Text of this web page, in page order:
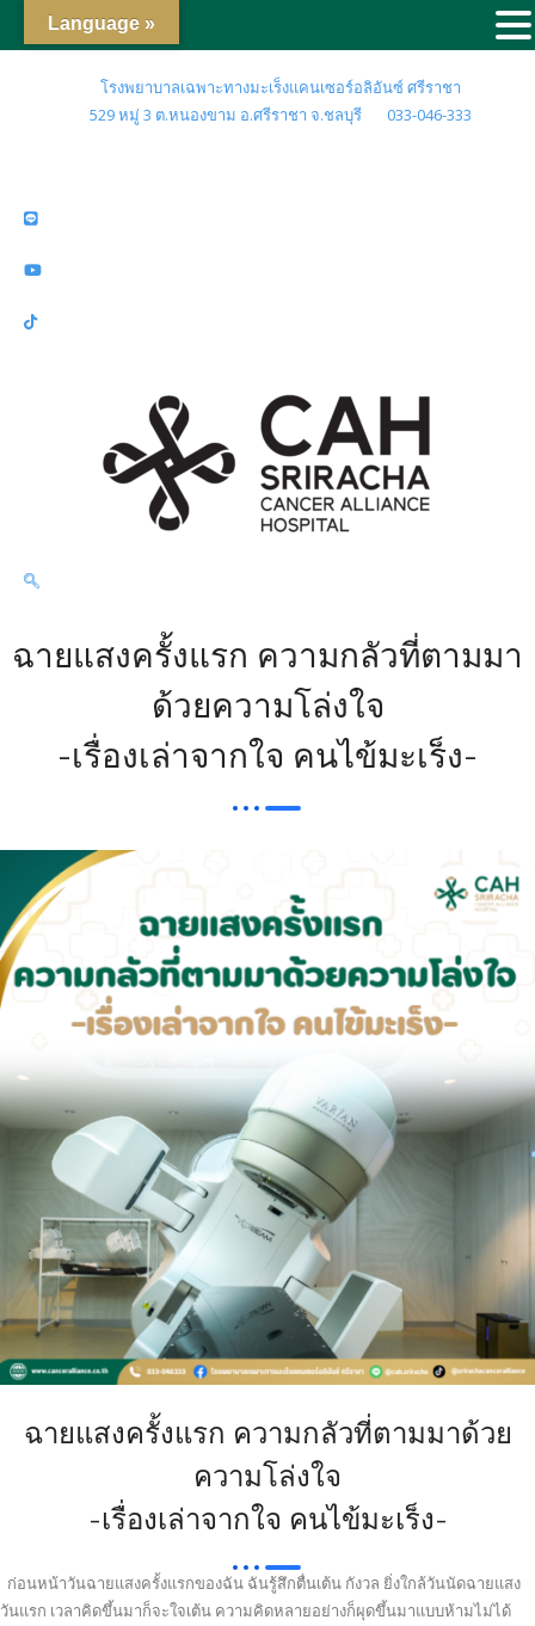
โรงพยาบาลเฉพาะทางมะเร็งแคนเซอร์อลิอันซ์ ศรีราชา
529 หมู่ 3 ต.หนองขาม อ.ศรีราชา จ.ชลบุรี
033-046-333
ฉายแสงครั้งแรก ความกลัวที่ตามมา
ด้วยความโล่งใจ
-เรื่องเล่าจากใจ คนไข้มะเร็ง-
ฉายแสงครั้งแรก ความกลัวที่ตามมาด้วย
ความโล่งใจ
-เรื่องเล่าจากใจ คนไข้มะเร็ง-
ก่อนหน้าวันฉายแสงครั้งแรกของฉัน ฉันรู้สึกตื่นเต้น กังวล ยิ่งใกล้วันนัดฉายแสง
วันแรก เวลาคิดขึ้นมาก็จะใจเต้น ความคิดหลายอย่างก็ผุดขึ้นมาแบบห้ามไม่ได้
Language »